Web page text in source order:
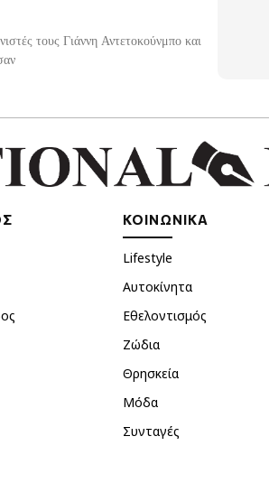
τους Γιάννη Αντετοκούνμπο και
ΚΟΙΝΩΝΙΚΑ
Lifestyle
Αυτοκίνητα
Εθελοντισμός
Ζώδια
Θρησκεία
Μόδα
Συνταγές